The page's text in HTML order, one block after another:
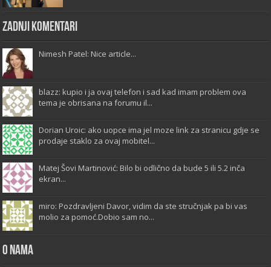
Zadnji komentari
Nimesh Patel: Nice article...
blazz: kupio i ja ovaj telefon i sad kad imam problem ova
tema je obrisana na forumu il...
Dorian Uroic: ako uopce ima jel moze link za stranicu gdje se
prodaje staklo za ovaj mobitel...
Matej Šovi Martinović: Bilo bi odlično da bude 5 ili 5.2 inča
ekran...
miro: Pozdravljeni Davor, vidim da ste stručnjak pa bi vas
molio za pomoć.Dobio sam no...
O Nama